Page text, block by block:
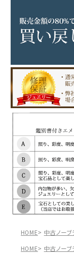
HOME 中古ノー
HOME
中古ノー